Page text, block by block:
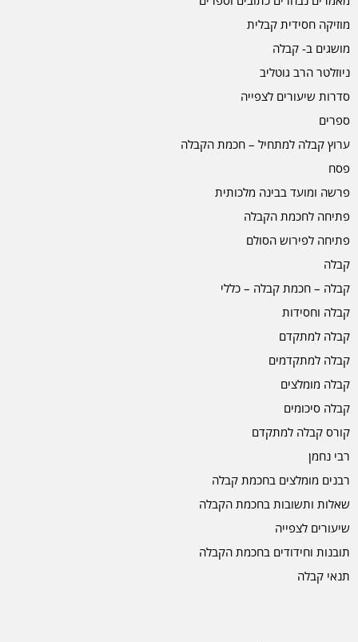
מוזיקה חסידית קבלית
מושגים ב- קבלה
ניוזלטר הרב גוטליב
סדרות שיעורים לצפייה
ספרים
ערוץ קבלה למתחיל – חכמת הקבלה
פסח
פרשה ומועד בבינה מלכותית
פתיחה לחכמת הקבלה
פתיחה לפירוש הסולם
קבלה
קבלה – חכמת קבלה – כללי
קבלה וחסידות
קבלה למתקדם
קבלה למתקדמים
קבלה מומלצים
קבלה סיכומים
קורס קבלה למתקדם
רבי נחמן
רבנים מומלצים בחכמת קבלה
שאלות ותשובות בחכמת הקבלה
שיעורים לצפייה
תובנות וחידודים בחכמת הקבלה
תנאי קבלה